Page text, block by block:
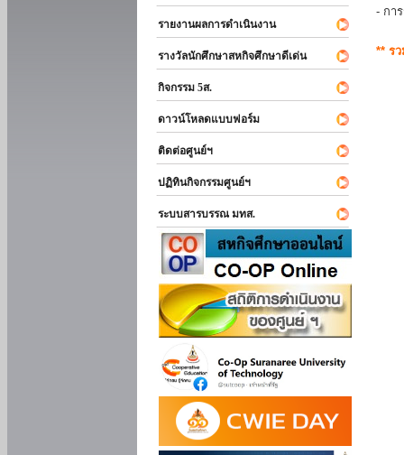
รายงานผลการดำเนินงาน
รางวัลนักศึกษาสหกิจศึกษาดีเด่น
กิจกรรม 5ส.
ดาวน์โหลดแบบฟอร์ม
ติดต่อศูนย์ฯ
ปฏิทินกิจกรรมศูนย์ฯ
ระบบสารบรรณ มทส.
- กา
** ร